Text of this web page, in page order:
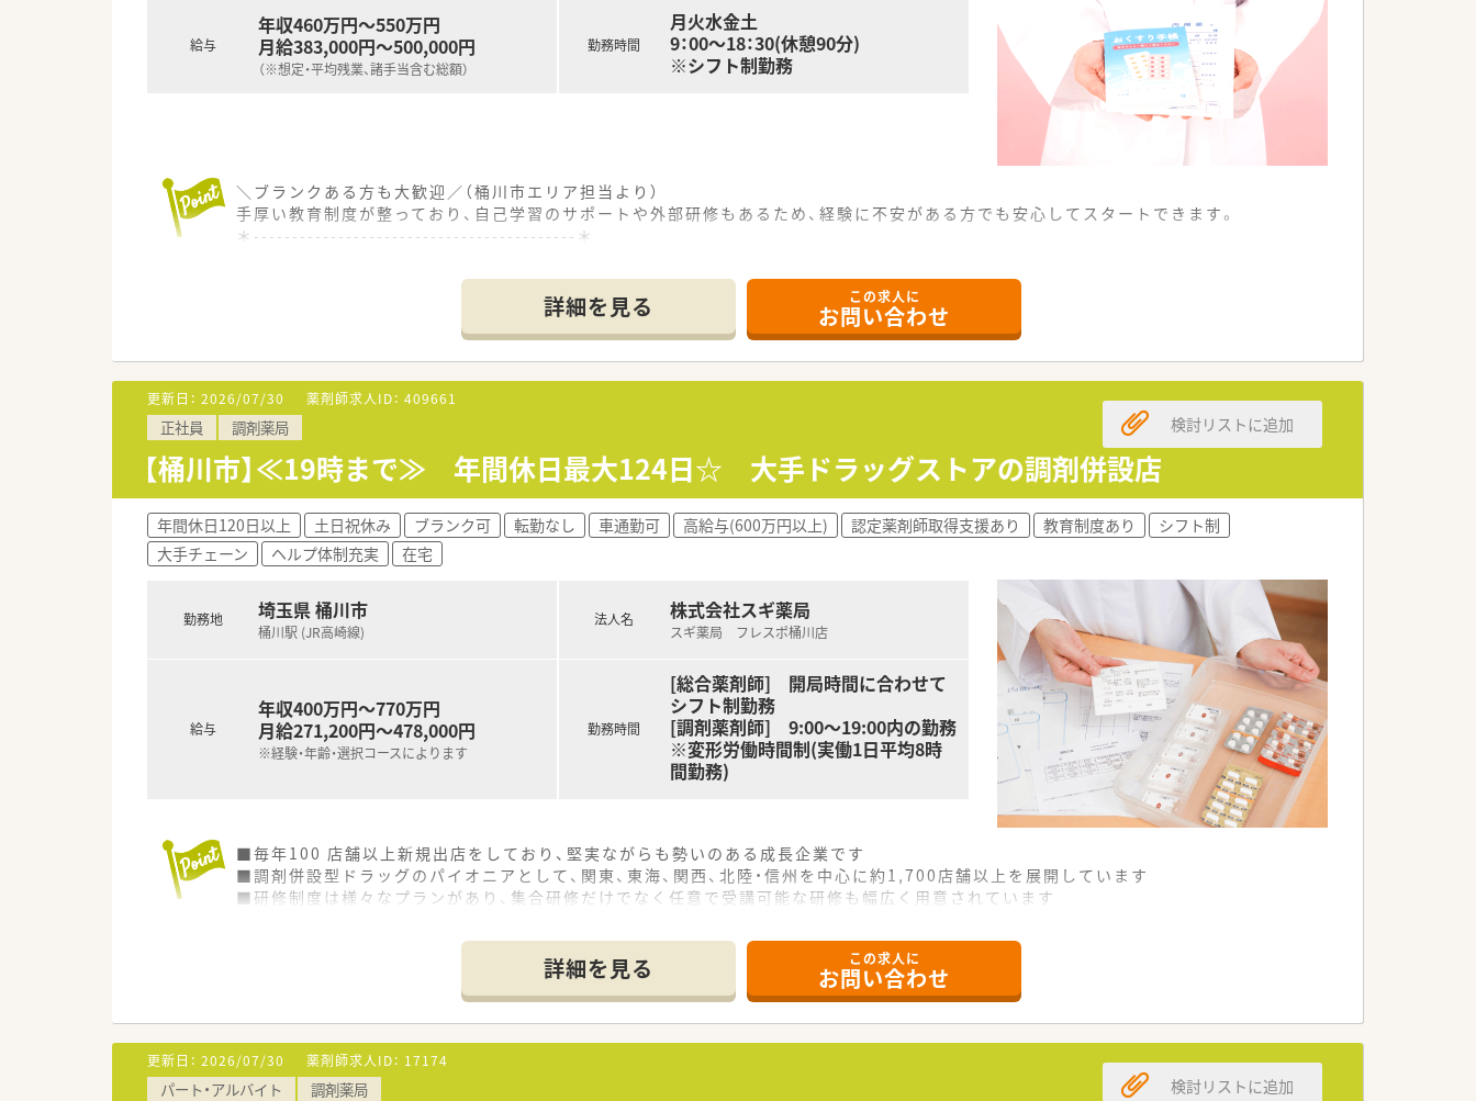
給与
年収460万円～550万円
月給383,000円～500,000円
（※想定・平均残業、諸手当含む総額）
勤務時間
月火水金土
9：00～18：30(休憩90分)
※シフト制勤務
＼ブランクある方も大歓迎／（桶川市エリア担当より）
手厚い教育制度が整っており、自己学習のサポートや外部研修もあるため、経験に不安がある方でも安心してスタートできます。
＊------------------------------------------＊
【店舗情報と応需状況について】
■最寄り駅から徒歩3分とアクセスが良く、毎日の通勤負担を少なくできる大変便利な立地にある調剤薬局です。
■近隣のクリニックから皮膚科の処方箋をメインに、1日に110枚から120枚程度を安定して応需しています。
■常勤薬剤師3名とパート薬剤師4名が在籍し、十分な人員体制で協力しながら日々の業務に対応しています。
【法人特徴について】
■埼玉県内で8店舗の調剤薬局を展開しており、地域に根ざした医療サービスを提供している安定した法人です。
■門前クリニックの医師が主導する勉強会へ積極的に参加しており、治療方針への深い理解向上に努めています。
■薬剤師の自己学習の促進や外部研修への参加も法人が積極的に後押しし、基礎知識の向上をサポートしています。
【職場環境と雰囲気】
■複数名の薬剤師が常駐しているため、業務中の疑問点などもすぐに相談でき、安心して業務に取り組める雰囲気です。
■駅チカの店舗でありながらアットホームな雰囲気が特徴で、地域に暮らす患者様と温かいコミュニケーションがとれます。
■スタッフ同士の連携がしっかりと取れており、有給休暇の消化もしやすくプライベートを大切にできる職場環境です。
詳細を見る この求人に
お問い合わせ
更新日： 2026/07/30 薬剤師求人ID： 409661
正社員 調剤薬局
【桶川市】≪19時まで≫ 年間休日最大124日☆ 大手ドラッグストアの調剤併設店
検討リストに追加
年間休日120日以上 土日祝休み ブランク可 転勤なし 車通勤可 高給与(600万円以上) 認定薬剤師取得支援あり 教育制度あり
シフト制
大手チェーン
ヘルプ体制充実 在宅
勤務地 埼玉県 桶川市
桶川駅 (JR高崎線)
給与
年収400万円～770万円
月給271,200円～478,000円
※経験・年齢・選択コースによります
法人名 株式会社スギ薬局
スギ薬局 フレスポ桶川店
勤務時間
[総合薬剤師] 開局時間に合わせて
シフト制勤務
[調剤薬剤師] 9:00～19:00内の勤務
※変形労働時間制(実働1日平均8時
間勤務)
■毎年100 店舗以上新規出店をしており、堅実ながらも勢いのある成長企業です
■調剤併設型ドラッグのパイオニアとして、関東、東海、関西、北陸・信州を中心に約1,700店舗以上を展開しています
■研修制度は様々なプランがあり、集合研修だけでなく任意で受講可能な研修も幅広く用意されています
■総合薬剤師・調剤薬剤師（土日休み・19時までの勤務）どちらかの働き方を選択できます
■調剤併設型だけでなく「医療モール・クリニック併設店舗」「敷地内薬局」「訪問調剤特化型店舗」など様々な店舗を運営しています
■在宅医療にも積極的取り組んでおり「訪問調剤特化型店舗」を50店舗以上、無菌調剤室は業界最多の51店舗設置しています
■「プラチナくるみん認定企業」「健康経営優良法人2023（大規模法人部門）認定」等を取得し一人ひとりが働きやすい環境が整備されて
います
■充実した研修制度、人事制度、評価制度、キャリア支援制度等があるのも特徴です
詳細を見る この求人に
お問い合わせ
更新日： 2026/07/30 薬剤師求人ID： 17174
パート・アルバイト 調剤薬局 検討リストに追加